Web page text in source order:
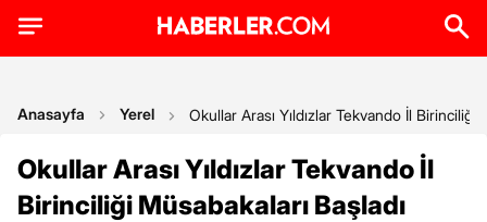
Anasayfa Yerel Okullar Arası Yıldızlar Tekvando İl Birinciliği
Okullar Arası Yıldızlar Tekvando İl
Birinciliği Müsabakaları Başladı